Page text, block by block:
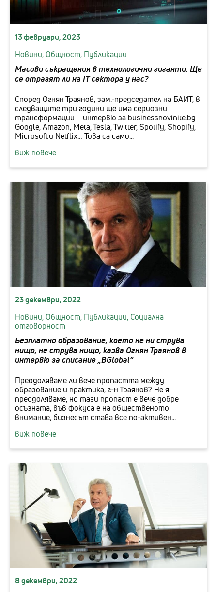
13 февруари, 2023
Новини, Общност, Публикации
Масови съкращения в технологични гиганти: Ще
се отразят ли на IT сектора у нас?
Според Огнян Траянов, зам.-председател на БАИТ, в
следващите три години ще има сериозни
трансформации – интервю за businessnovinite.bg
Google, Amazon, Meta, Tesla, Twitter, Spotify, Shopify,
Microsoft и Netflix… Това са само...
виж повече
23 декември, 2022
Новини, Общност, Публикации, Социална
отговорност
Безплатно образование, което не ни струва
нищо, не струва нищо, казва Огнян Траянов в
интервю за списание „BGlobal“
Преодоляваме ли вече пропастта между
образование и практика, г-н Траянов? Не я
преодоляваме, но тази пропаст е вече добре
осъзната, във фокуса е на общественото
внимание, бизнесът става все по-активен...
виж повече
8 декември, 2022